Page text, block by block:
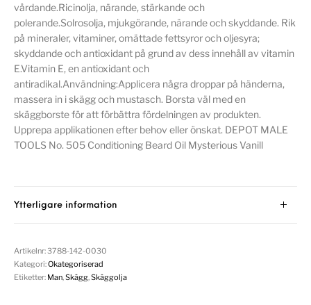
vårdande.Ricinolja, närande, stärkande och
polerande.Solrosolja, mjukgörande, närande och skyddande. Rik
på mineraler, vitaminer, omättade fettsyror och oljesyra;
skyddande och antioxidant på grund av dess innehåll av vitamin
E.Vitamin E, en antioxidant och
antiradikal.Användning:Applicera några droppar på händerna,
massera in i skägg och mustasch. Borsta väl med en
skäggborste för att förbättra fördelningen av produkten.
Upprepa applikationen efter behov eller önskat. DEPOT MALE
TOOLS No. 505 Conditioning Beard Oil Mysterious Vanill
Ytterligare information
Artikelnr:3788-142-0030
Kategori:Okategoriserad
Etiketter: Man ,Skägg ,Skäggolja